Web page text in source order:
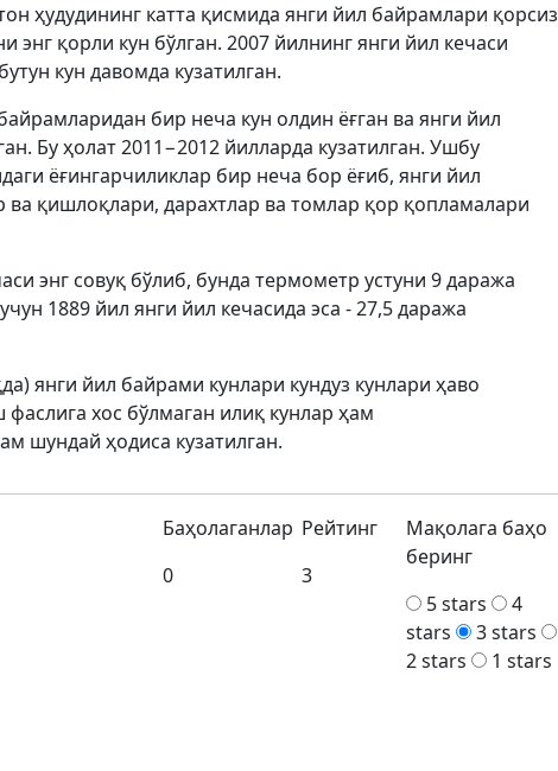
ҳудудининг катта қисмида янги йил байрамлари қорсиз
энг қорли кун бўлган. 2007 йилнинг янги йил кечаси
кун давомда кузатилган.
бир неча кун олдин ёғган ва янги йил
Бу ҳолат 2011−2012 йилларда кузатилган. Ушбу
ёғингарчиликлар бир неча бор ёғиб, янги йил
қишлоқлари, дарахтлар ва томлар қор қопламалари
энг совуқ бўлиб, бунда термометр устуни 9 даража
1889 йил янги йил кечасида эса - 27,5 даража
янги йил байрами кунлари кундуз кунлари ҳаво
хос бўлмаган илиқ кунлар ҳам
шундай ҳодиса кузатилган.
Баҳолаганлар
0
Рейтинг
3
Мақолага баҳо
беринг
5 stars
4
stars
3 stars
2 stars
1 stars